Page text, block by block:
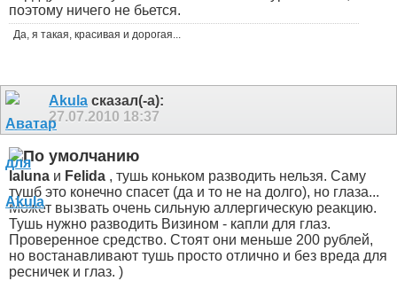
поэтому ничего не бьется.
Да, я такая, красивая и дорогая...
Akula сказал(-а):
27.07.2010 18:37
laluna и Felida , тушь коньком разводить нельзя. Саму
тушб это конечно спасет (да и то не на долго), но глаза...
Может вызвать очень сильную аллергическую реакцию.
Тушь нужно разводить Визином - капли для глаз.
Проверенное средство. Стоят они меньше 200 рублей,
но востанавливают тушь просто отлично и без вреда для
ресничек и глаз. )